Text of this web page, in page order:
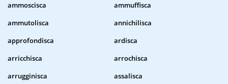
ammoscisca
ammuffisca
ammutolisca
annichilisca
approfondisca
ardisca
arricchisca
arrochisca
arrugginisca
assalisca